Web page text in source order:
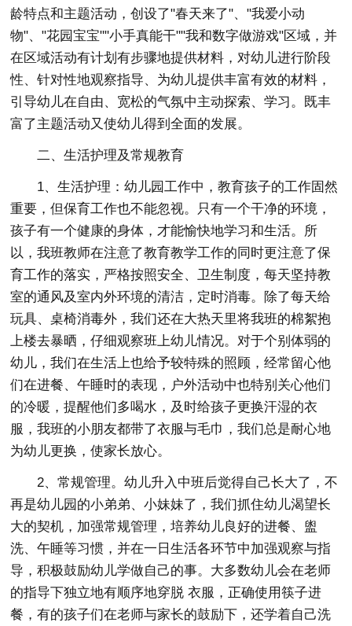
龄特点和主题活动，创设了"春天来了"、"我爱小动
物"、"花园宝宝""小手真能干""我和数字做游戏"区域，并
在区域活动有计划有步骤地提供材料，对幼儿进行阶段
性、针对性地观察指导、为幼儿提供丰富有效的材料，
引导幼儿在自由、宽松的气氛中主动探索、学习。既丰
富了主题活动又使幼儿得到全面的发展。
二、生活护理及常规教育
1、生活护理：幼儿园工作中，教育孩子的工作固然
重要，但保育工作也不能忽视。只有一个干净的环境，
孩子有一个健康的身体，才能愉快地学习和生活。所
以，我班教师在注意了教育教学工作的同时更注意了保
育工作的落实，严格按照安全、卫生制度，每天坚持教
室的通风及室内外环境的清洁，定时消毒。除了每天给
玩具、桌椅消毒外，我们还在大热天里将我班的棉絮抱
上楼去暴晒，仔细观察班上幼儿情况。对于个别体弱的
幼儿，我们在生活上也给予较特殊的照顾，经常留心他
们在进餐、午睡时的表现，户外活动中也特别关心他们
的冷暖，提醒他们多喝水，及时给孩子更换汗湿的衣
服，我班的小朋友都带了衣服与毛巾，我们总是耐心地
为幼儿更换，使家长放心。
2、常规管理。幼儿升入中班后觉得自己长大了，不
再是幼儿园的小弟弟、小妹妹了，我们抓住幼儿渴望长
大的契机，加强常规管理，培养幼儿良好的进餐、盥
洗、午睡等习惯，并在一日生活各环节中加强观察与指
导，积极鼓励幼儿学做自己的事。大多数幼儿会在老师
的指导下独立地有顺序地穿脱 衣服，正确使用筷子进
餐，有的孩子们在老师与家长的鼓励下，还学着自己洗